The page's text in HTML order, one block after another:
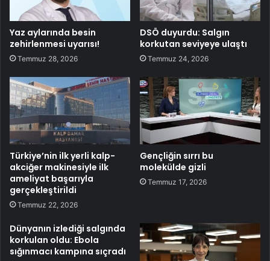
Yaz aylarında besin
zehirlenmesi uyarısı!
Temmuz 28, 2026
DSÖ duyurdu: Salgın
korkutan seviyeye ulaştı
Temmuz 24, 2026
Türkiye’nin ilk yerli kalp-
akciğer makinesiyle ilk
ameliyat başarıyla
gerçekleştirildi
Temmuz 22, 2026
Gençliğin sırrı bu
molekülde gizli
Temmuz 17, 2026
Dünyanın izlediği salgında
korkulan oldu: Ebola
sığınmacı kampına sıçradı